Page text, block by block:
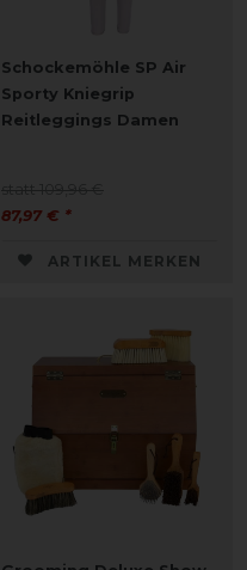
Schockemöhle SP Air
Sporty Kniegrip
Reitleggings Damen
87,97 € *
ARTIKEL MERKEN